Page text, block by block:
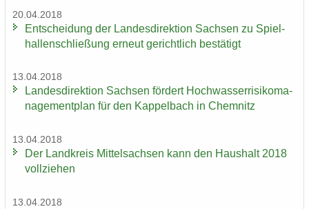
20.04.2018
Ent­schei­dung der Lan­des­di­rek­ti­on Sach­sen zu Spiel­
hal­len­schlie­ßung er­neut ge­richt­lich be­stä­tigt
13.04.2018
Lan­des­di­rek­ti­on Sach­sen för­dert Hoch­was­ser­ri­si­ko­ma­
nage­ment­plan für den Kap­pel­bach in Chem­nitz
13.04.2018
Der Land­kreis Mit­tel­sach­sen kann den Haus­halt 2018
voll­zie­hen
13.04.2018